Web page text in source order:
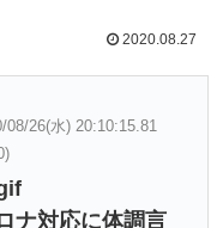
2020.08.27
08/26(水) 20:10:15.81
ナ対応に体調言